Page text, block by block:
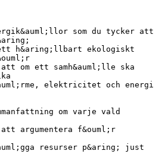
som du tycker att
h&aring;llbart ekologiskt
om ett samh&auml;lle ska
elektricitet och energi
om varje vald
argumentera f&ouml;r
resurser p&aring; just